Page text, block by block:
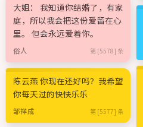
大姐： 我知道你结婚了，有家
庭，所以我会把这份爱留在心
里。 但会永远爱着你。
俗人 第 [5578] 条
陈云燕 你现在还好吗？我希望
你每天过的快快乐乐
邹祥成 第 [5577] 条